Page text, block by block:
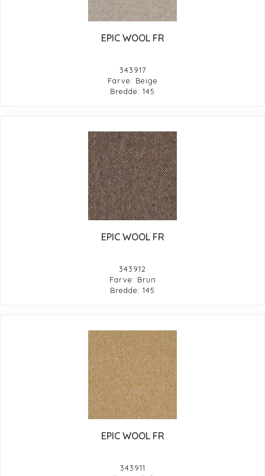
EPIC WOOL FR
343917
Farve: Beige
Bredde: 145
EPIC WOOL FR
343912
Farve: Brun
Bredde: 145
EPIC WOOL FR
343911